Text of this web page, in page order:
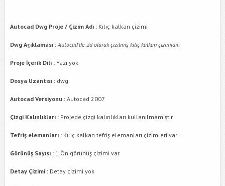
Autocad Dwg Proje / Çizim Adı : Kılıç kalkan çizimi
Dwg Açıklaması : Autocad’de 2d olarak çizilmiş kılıç kalkan çizimidir.
Proje İçerik Dili : Yazı yok
Dosya Uzantısı : dwg
Autocad Versiyonu : Autocad 2007
Çizgi Kalınlıkları : Projede çizgi kalınlıkları kullanılmamıştır
Tefriş elemanları : Kılıç kalkan tefriş elemanları çizimleri var
Görünüş Sayısı : 1 Ön görünüş çizimi var
Detay Çizimi : Detay çizimi yok